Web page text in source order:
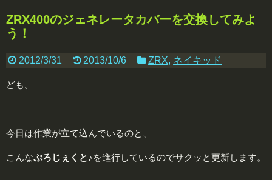
ZRX400のジェネレータカバーを交換してみよ
う！
2012/3/31 2013/10/6 ZRX, ネイキッド
ども。
今日は作業が立て込んでいるのと、
こんなぷろじぇくと♪を進行しているのでサクッと更新します。